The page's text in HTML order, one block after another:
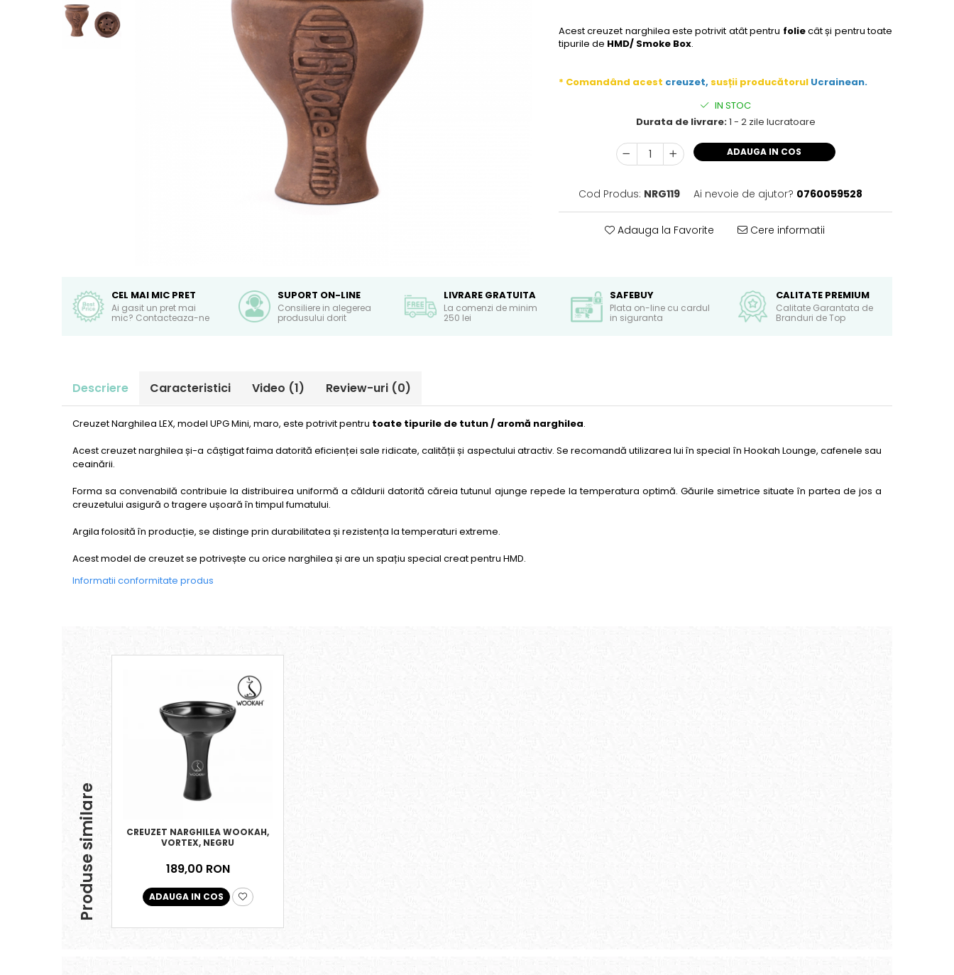
Acest creuzet narghilea este potrivit atât pentru foliecât și pentru toate
tipurile de HMD/ Smoke Box.
* Comandând acest creuzet, susții producătorul Ucrainean.
IN STOC
Durata de livrare:1 - 2 zile lucratoare
ADAUGA IN COS
Cod Produs: NRG119 Ai nevoie de ajutor? 0760059528
Adauga la Favorite Cere informatii
CEL MAI MIC PRET
Ai gasit un pret mai
mic? Contacteaza-ne
SUPORT ON-LINE
Consiliere in alegerea
produsului dorit
LIVRARE GRATUITA
La comenzi de minim
250 lei
SAFEBUY
Plata on-line cu cardul
in siguranta
CALITATE PREMIUM
Calitate Garantata de
Branduri de Top
Descriere Caracteristici Video (1) Review-uri (0)
Creuzet Narghilea LEX, model UPG Mini, maro, este potrivit pentru toate tipurile de tutun / aromă narghilea.
Acest creuzet narghilea și-a câștigat faima datorită eficienței sale ridicate, calității și aspectului atractiv. Se recomandă utilizarea lui în special în Hookah Lounge, cafenele sau
ceainării.
Forma sa convenabilă contribuie la distribuirea uniformă a căldurii datorită căreia tutunul ajunge repede la temperatura optimă. Găurile simetrice situate în partea de jos a
creuzetului asigură o tragere ușoară în timpul fumatului.
Argila folosită în producție, se distinge prin durabilitatea și rezistența la temperaturi extreme.
Acest model de creuzet se potrivește cu orice narghilea și are un spațiu special creat pentru HMD.
Informatii conformitate produs
Produse similare
CREUZET NARGHILEA WOOKAH,
VORTEX, NEGRU
189,00 RON
ADAUGA IN COS